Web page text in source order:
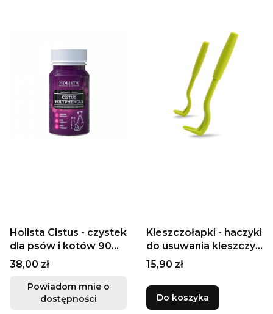
Holista Cistus - czystek
dla psów i kotów 90
tabl.
Cena
38,00 zł
Powiadom mnie o
dostępności
Kleszczołapki - haczyki
do usuwania kleszczy,
zielone
Cena
15,90 zł
Do koszyka